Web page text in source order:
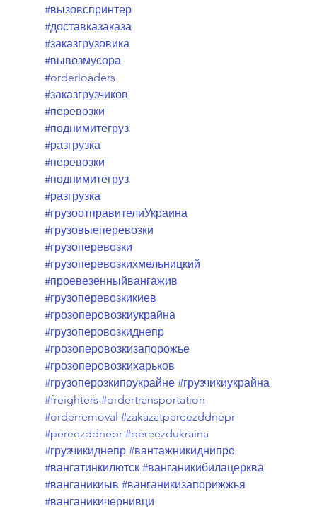
#вызовспринтер
#доставказаказа
#заказгрузовика
#вывозмусора
#orderloaders
#заказгрузчиков
#перевозки
#поднимитегруз
#разгрузка
#перевозки
#поднимитегруз
#разгрузка
#грузоотправителиУкраина
#грузовыеперевозки
#грузоперевозки
#грузоперевозкихмельницкий
#проевезенныйвангажив
#грузоперевозкикиев
#грозоперовозкиукрайна
#грузоперовозкиднепр
#грозоперовозкизапорожье
#грозоперовозкихарьков
#грузоперозкипоукрайне #грузчикиукрайна
#freighters #ordertransportation
#orderremoval #zakazatpereezddnepr
#pereezddnepr #pereezdukraina
#грузчикиднепр #вантажникиднипро
#вангатинкилютск #ванганикибилацерква
#ванганикиыв #ванганикизапорижжья
#ванганикичернивци